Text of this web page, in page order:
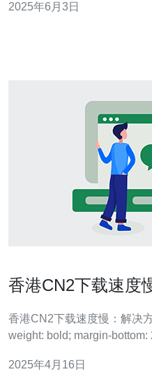
实例时都会关心一个问题，
2025年6月3日
香港CN2下载速度
香港CN2下载速度慢：解决方法 h1 { font-size:
2025年4月16日